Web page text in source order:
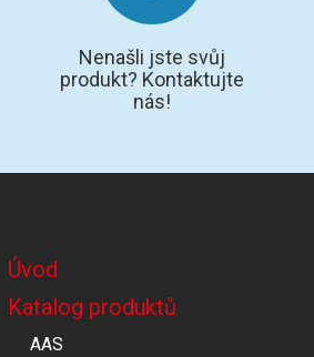
Nenašli jste svůj
produkt? Kontaktujte
nás!
Úvod
Katalog produktů
AAS